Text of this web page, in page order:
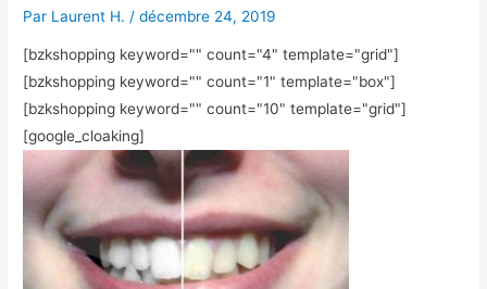
Par Laurent H. /décembre 24, 2019
[bzkshopping keyword="" count="4" template="grid"]
[bzkshopping keyword="" count="1" template="box"]
[bzkshopping keyword="" count="10" template="grid"]
[google_cloaking]